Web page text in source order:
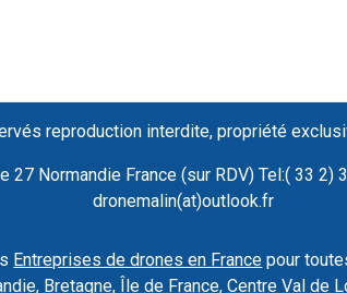
reproduction interdite, propriété
27 Normandie France (sur RDV) Tel:( 33
dronemalin(at)outlook.fr
Entreprises de drones en France pour
, Bretagne, Île de France, Centre Val de